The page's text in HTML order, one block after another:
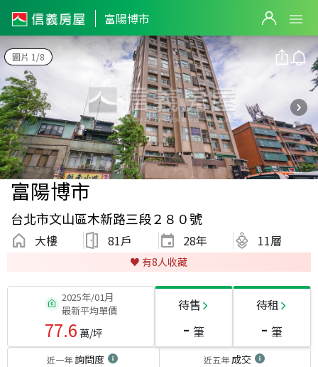
富陽博市
圖片 1/8
富陽博市
台北市文山區木新路三段２８０號
大樓 81戶 28年 11層
♥️ 有8人收藏
2025年/01月
最新平均單價
77.6 萬/坪
待售
- 筆
待租
- 筆
近一年詢問度 近五年成交